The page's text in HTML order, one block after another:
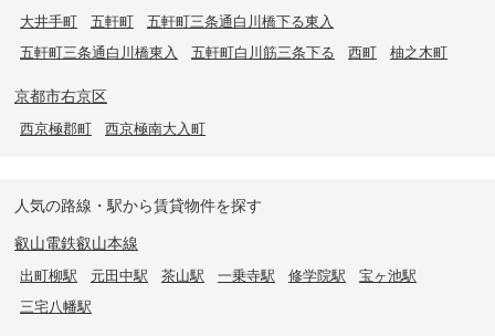
大井手町 五軒町
五軒町三条通白川橋下る東入
五軒町三条通白川橋東入
五軒町白川筋三条下る 西町 柚之木町
京都市右京区
西京極郡町 西京極南大入町
人気の路線・駅から賃貸物件を探す
叡山電鉄叡山本線
出町柳駅 元田中駅 茶山駅 一乗寺駅 修学院駅
宝ヶ池駅
三宅八幡駅